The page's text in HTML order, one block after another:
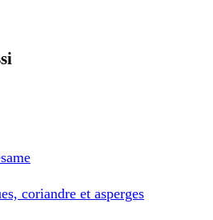
coriandre et asperges